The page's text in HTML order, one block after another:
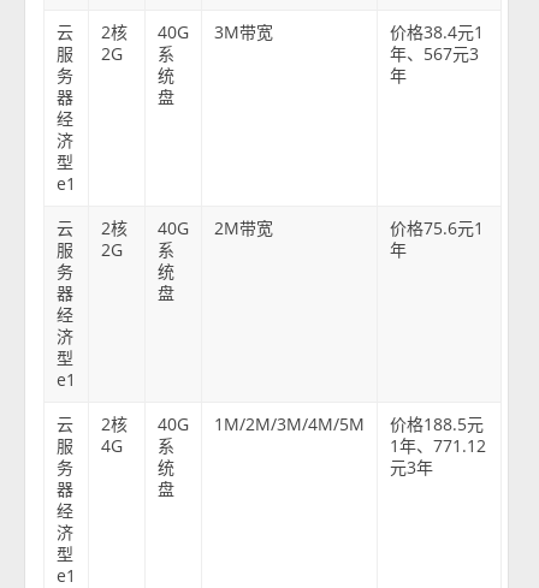
云
服
务
器
经
济
型
e1
2核
2G
40G
系
统
盘
3M带宽
价格38.4元1
年、567元3
年
云
服
务
器
经
济
型
e1
2核
2G
40G
系
统
盘
2M带宽
价格75.6元1
年
云
服
务
器
经
济
型
e1
2核
4G
40G
系
统
盘
1M/2M/3M/4M/5M
价格188.5元
1年、771.12
元3年